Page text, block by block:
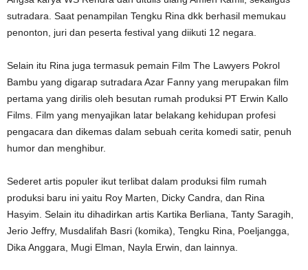
sutradara. Saat penampilan Tengku Rina dkk berhasil memukau
penonton, juri dan peserta festival yang diikuti 12 negara.
Selain itu Rina juga termasuk pemain Film The Lawyers Pokrol
Bambu yang digarap sutradara Azar Fanny yang merupakan film
pertama yang dirilis oleh besutan rumah produksi PT Erwin Kallo
Films. Film yang menyajikan latar belakang kehidupan profesi
pengacara dan dikemas dalam sebuah cerita komedi satir, penuh
humor dan menghibur.
Sederet artis populer ikut terlibat dalam produksi film rumah
produksi baru ini yaitu Roy Marten, Dicky Candra, dan Rina
Hasyim. Selain itu dihadirkan artis Kartika Berliana, Tanty Saragih,
Jerio Jeffry, Musdalifah Basri (komika), Tengku Rina, Poeljangga,
Dika Anggara, Mugi Elman, Nayla Erwin, dan lainnya.